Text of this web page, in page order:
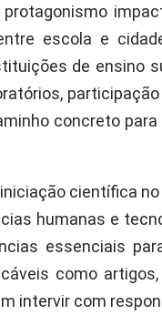
escola e
de ensino
concreto
científica
humanas e
essenciais
como
intervir com